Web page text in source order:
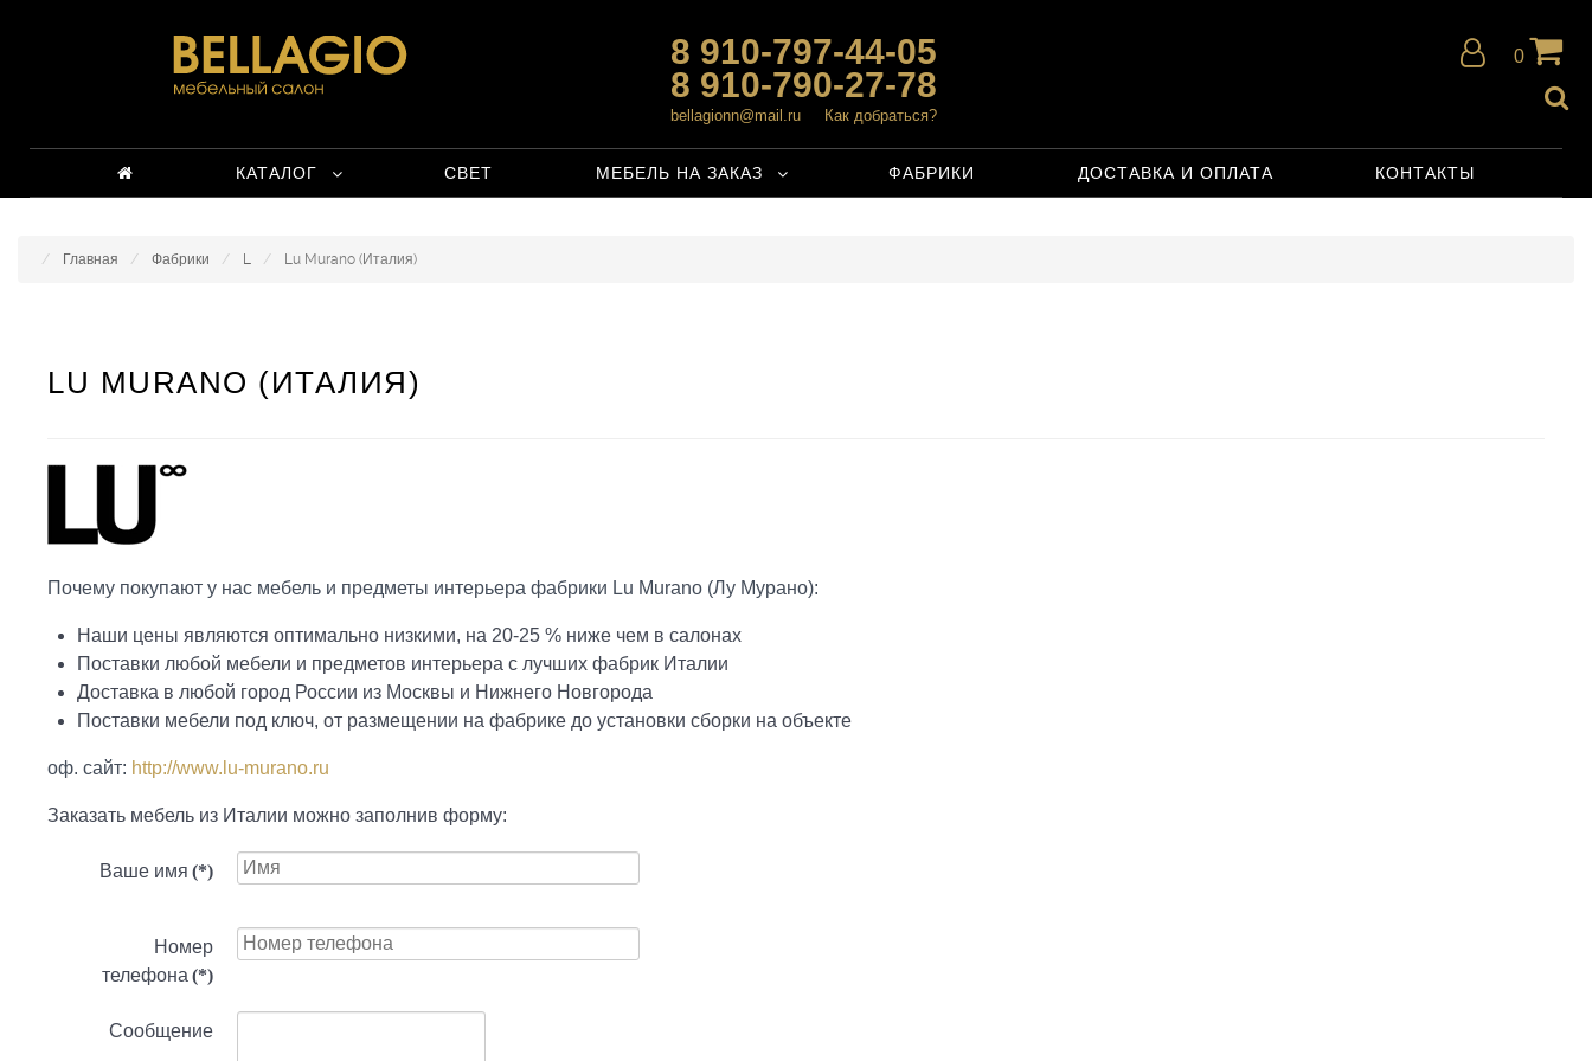
8 910-797-44-05
8 910-790-27-78
bellagionn@mail.ru Как добраться?
0
КАТАЛОГ СВЕТ МЕБЕЛЬ НА ЗАКАЗ ФАБРИКИ ДОСТАВКА И ОПЛАТА КОНТАКТЫ
Главная Фабрики L Lu Murano (Италия)
LU MURANO (ИТАЛИЯ)
Почему покупают у нас мебель и предметы интерьера фабрики Lu Murano (Лу Мурано):
Наши цены являются оптимально низкими, на 20-25 % ниже чем в салонах
Поставки любой мебели и предметов интерьера с лучших фабрик Италии
Доставка в любой город России из Москвы и Нижнего Новгорода
Поставки мебели под ключ, от размещении на фабрике до установки сборки на объекте
оф. сайт: http://www.lu-murano.ru
Заказать мебель из Италии можно заполнив форму:
Ваше имя (*)
Номер
телефона (*)
Сообщение